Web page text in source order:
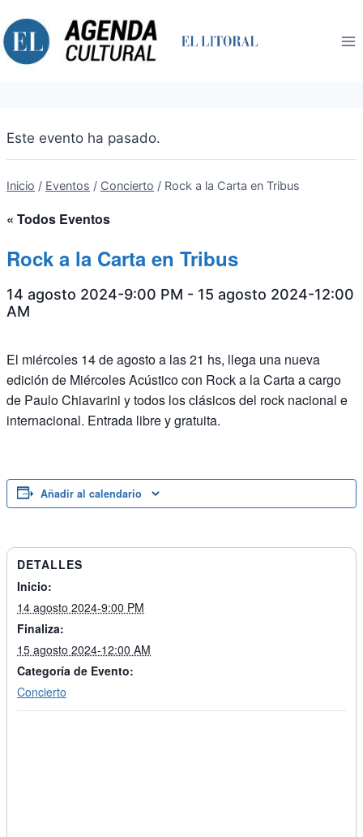
al
contenido
Este evento ha pasado.
Inicio / Eventos / Concierto / Rock a la Carta en Tribus
« Todos Eventos
Rock a la Carta en Tribus
14 agosto 2024-9:00 PM - 15 agosto 2024-12:00
AM
El miércoles 14 de agosto a las 21 hs, llega una nueva
edición de Miércoles Acústico con Rock a la Carta a cargo
de Paulo Chiavarini y todos los clásicos del rock nacional e
internacional. Entrada libre y gratuita.
Añadir al calendario
DETALLES
Inicio:
14 agosto 2024-9:00 PM
Finaliza:
15 agosto 2024-12:00 AM
Categoría de Evento:
Concierto